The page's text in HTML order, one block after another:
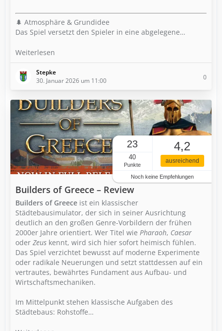
🌲 Atmosphäre & Grundidee
Das Spiel versetzt den Spieler in eine abgelegene…
Weiterlesen
Stepke
30. Januar 2026 um 11:00
0
23
40
Punkte
4,2
ausreichend
Noch keine Empfehlungen
Builders of Greece – Review
Builders of Greece ist ein klassischer
Städtebausimulator, der sich in seiner Ausrichtung
deutlich an den großen Genre-Vorbildern der frühen
2000er Jahre orientiert. Wer Titel wie Pharaoh, Caesar
oder Zeus kennt, wird sich hier sofort heimisch fühlen.
Das Spiel verzichtet bewusst auf moderne Experimente
oder radikale Neuerungen und setzt stattdessen auf ein
vertrautes, bewährtes Fundament aus Aufbau- und
Wirtschaftsmechaniken.
Im Mittelpunkt stehen klassische Aufgaben des
Städtebaus: Rohstoffe…